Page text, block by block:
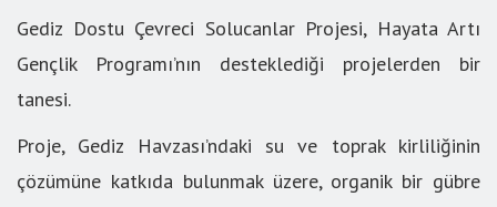
Gediz Dostu Çevreci Solucanlar Projesi, Hayata Artı
Gençlik Programı’nın desteklediği projelerden bir
tanesi.
Proje, Gediz Havzası’ndaki su ve toprak kirliliğinin
çözümüne katkıda bulunmak üzere, organik bir gübre